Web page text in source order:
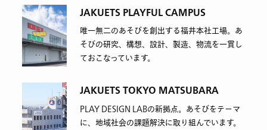
JAKUETS PLAYFUL CAMPUS
唯一無二のあそびを創出する福井本社工場。あ
そびの研究、構想、設計、製造、物流を一貫し
ておこなっています。
JAKUETS TOKYO MATSUBARA
PLAY DESIGN LABの新拠点。あそびをテーマ
に、地域社会の課題解決に取り組んでいます。